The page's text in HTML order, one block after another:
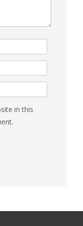
in this